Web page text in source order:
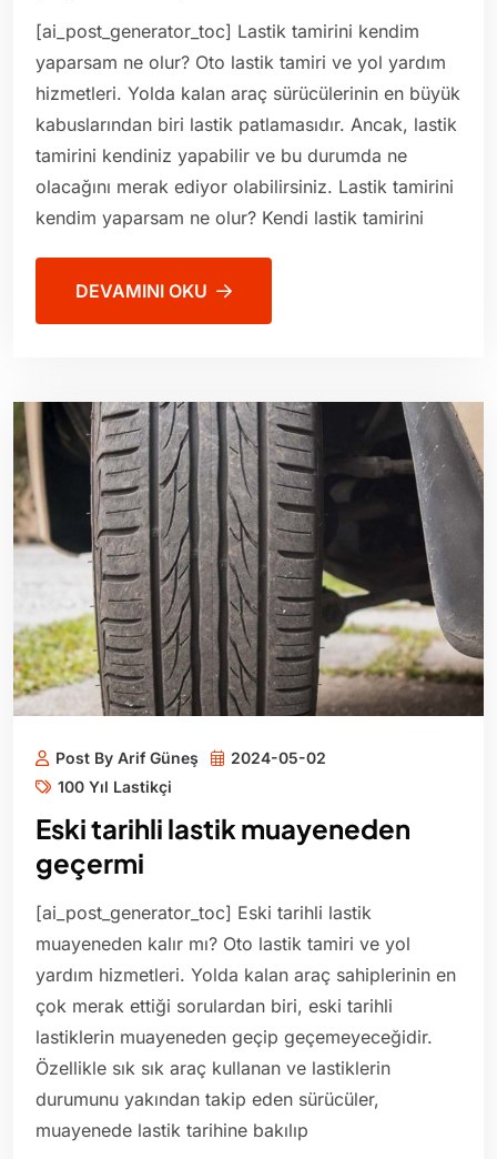
[ai_post_generator_toc] Lastik tamirini kendim
yaparsam ne olur? Oto lastik tamiri ve yol yardım
hizmetleri. Yolda kalan araç sürücülerinin en büyük
kabuslarından biri lastik patlamasıdır. Ancak, lastik
tamirini kendiniz yapabilir ve bu durumda ne
olacağını merak ediyor olabilirsiniz. Lastik tamirini
kendim yaparsam ne olur? Kendi lastik tamirini
DEVAMINI OKU
Post By Arif Güneş
2024-05-02
100 Yıl Lastikçi
Eski tarihli lastik muayeneden
geçermi
[ai_post_generator_toc] Eski tarihli lastik
muayeneden kalır mı? Oto lastik tamiri ve yol
yardım hizmetleri. Yolda kalan araç sahiplerinin en
çok merak ettiği sorulardan biri, eski tarihli
lastiklerin muayeneden geçip geçemeyeceğidir.
Özellikle sık sık araç kullanan ve lastiklerin
durumunu yakından takip eden sürücüler,
muayenede lastik tarihine bakılıp